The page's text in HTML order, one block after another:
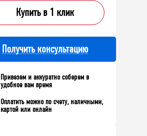
Купить в 1 клик
Получить консультацию
Привезем и аккуратно соберем в
удобное вам время
Оплатить можно по счету, наличными,
картой или онлайн